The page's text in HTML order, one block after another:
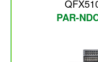
PAR-